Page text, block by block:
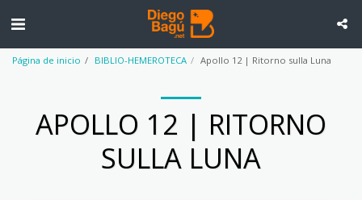
Página de inicio BIBLIO-HEMEROTECA Apollo 12 | Ritorno sulla Luna
APOLLO 12 | RITORNO
SULLA LUNA